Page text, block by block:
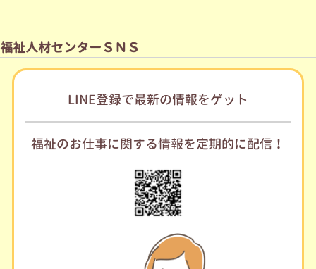
福祉人材センターＳＮＳ
LINE登録で最新の情報をゲット
福祉のお仕事に関する情報を定期的に配信！